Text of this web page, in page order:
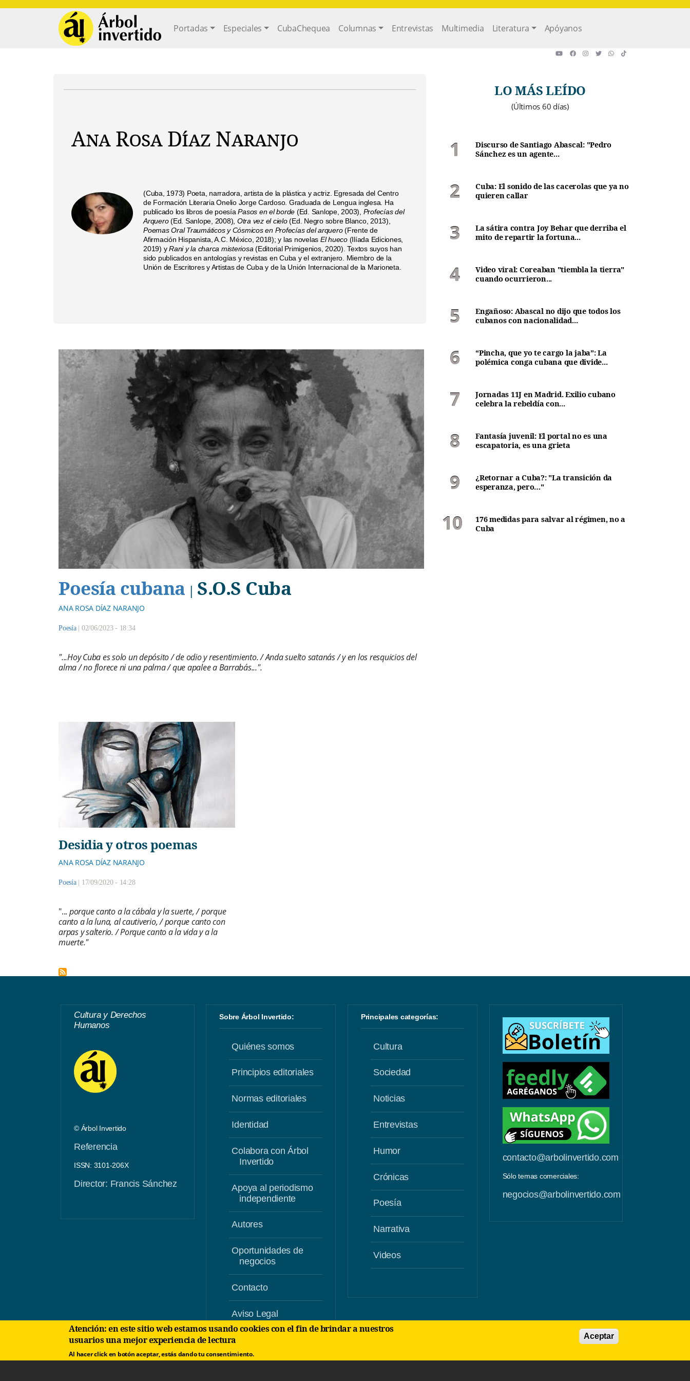
Main navigation
Portadas Especiales CubaChequea Columnas Entrevistas Multimedia Literatura Apóyanos
Ana Rosa Díaz Naranjo
(Cuba, 1973) Poeta, narradora, artista de la plástica y actriz. Egresada del Centro
de Formación Literaria Onelio Jorge Cardoso. Graduada de Lengua inglesa. Ha
publicado los libros de poesíaPasos en el borde (Ed. Sanlope, 2003), Profecías del
Arquero(Ed. Sanlope, 2008), Otra vez el cielo(Ed. Negro sobre Blanco, 2013),
Poemas Oral Traumáticos y Cósmicos en Profecías del arquero(Frente de
Afirmación Hispanista, A.C. México, 2018); y las novelas El hueco (Ilíada Ediciones,
2019) yRani y la charca misteriosa (Editorial Primigenios, 2020). Textos suyos han
sido publicados en antologías y revistas en Cuba y el extranjero. Miembro de la
Unión de Escritores y Artistas de Cuba y de la Unión Internacional de la Marioneta.
Poesía cubana | S.O.S Cuba
ANA ROSA DÍAZ NARANJO
Poesía 02/06/2023 - 18:34
"...Hoy Cuba es solo un depósito / de odio y resentimiento. / Anda suelto satanás / y en los resquicios del
alma / no florece ni una palma / que apalee a Barrabás...".
Desidia y otros poemas
ANA ROSA DÍAZ NARANJO
Poesía 17/09/2020 - 14:28
"... porque canto a la cábala y la suerte, / porque
canto a la luna, al cautiverio, / porque canto con
arpas y salterio. / Porque canto a la vida y a la
muerte."
LO MÁS LEÍDO
(Últimos 60 días)
Discurso de Santiago Abascal: "Pedro
Sánchez es un agente...
Cuba: El sonido de las cacerolas que ya no
quieren callar
La sátira contra Joy Behar que derriba el
mito de repartir la fortuna...
Video viral: Coreaban "tiembla la tierra"
cuando ocurrieron...
Engañoso: Abascal no dijo que todos los
cubanos con nacionalidad...
“Pincha, que yo te cargo la jaba”: La
polémica conga cubana que divide...
Jornadas 11J en Madrid. Exilio cubano
celebra la rebeldía con...
Fantasía juvenil: El portal no es una
escapatoria, es una grieta
¿Retornar a Cuba?: "La transición da
esperanza, pero…"
176 medidas para salvar al régimen, no a
Cuba
Cultura y Derechos
Humanos
© Árbol Invertido
Referencia
ISSN: 3101-206X
Director: Francis Sánchez
Sobre Árbol Invertido:
Quiénes somos
Principios editoriales
Normas editoriales
Identidad
Colabora con Árbol
Invertido
Apoya al periodismo
independiente
Autores
Oportunidades de
negocios
Contacto
Aviso Legal
Uso de Cookies
Principales categorías:
Cultura
Sociedad
Noticias
Entrevistas
Humor
Crónicas
Poesía
Narrativa
Videos
contacto@arbolinvertido.com
Sólo temas comerciales:
negocios@arbolinvertido.com
Atención: en este sitio web estamos usando cookies con el fin de brindar a nuestros
usuarios una mejor experiencia de lectura
Al hacer click en botón aceptar, estás dando tu consentimiento.
Aceptar